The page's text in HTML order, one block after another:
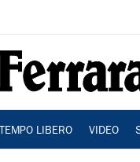
TEMPO LIBERO VIDEO